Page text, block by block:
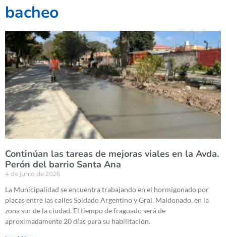
bacheo
Continúan las tareas de mejoras viales en la Avda.
Perón del barrio Santa Ana
4 de junio de 2026
La Municipalidad se encuentra trabajando en el hormigonado por
placas entre las calles Soldado Argentino y Gral. Maldonado, en la
zona sur de la ciudad. El tiempo de fraguado será de
aproximadamente 20 días para su habilitación.